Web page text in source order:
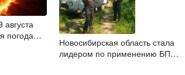
погода
Новосибирская область стала
лидером по применению БПЛА